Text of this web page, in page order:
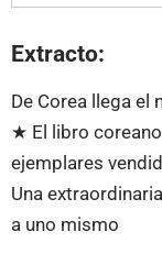
Extracto:
De Corea llega el
★ El libro
ejemplares
Una
a uno mismo